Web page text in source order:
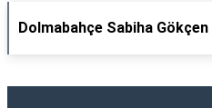
Dolmabahçe Sabiha Gökçen